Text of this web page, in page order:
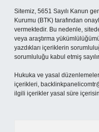
Sitemiz, 5651 Sayılı Kanun
Kurumu (BTK) tarafından
vermektedir. Bu nedenle,
veya araştırma
yazdıkları içeriklerin
sorumluluğu kabul etmiş
Hukuka ve yasal
içerikleri,
ilgili içerikler yasal süre